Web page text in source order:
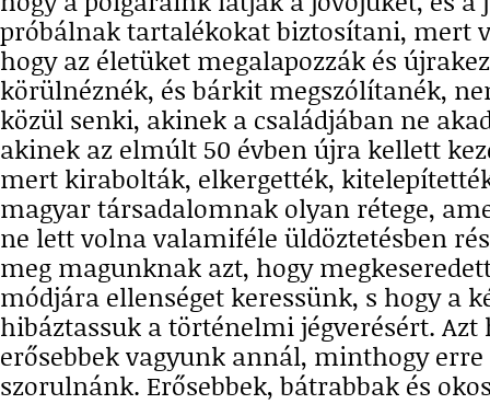
próbálnak tartalékokat biztosítani, mert
hogy az életüket megalapozzák és
körülnéznék, és bárkit megszólítanék,
közül senki, akinek a családjában ne
akinek az elmúlt 50 évben újra kellett
mert kirabolták, elkergették,
magyar társadalomnak olyan rétege,
ne lett volna valamiféle üldöztetésben
meg magunknak azt, hogy
módjára ellenséget keressünk, s hogy a
hibáztassuk a történelmi jégverésért. Azt
erősebbek vagyunk annál, minthogy erre
szorulnánk. Erősebbek, bátrabbak és